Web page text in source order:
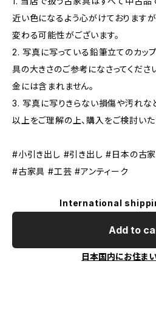
近い色になるよう心がけております
変わる可能性がございます。
2. 写真に写っている鉛筆立てのカップ
具の大きさのご参考になさってくださ
金には含まれません。
3. 写真に写りきらない損傷や汚れな
以上をご理解の上、購入をご検討いた
#小引き出し #引き出し #日本の古
#古家具 #工芸 #アンティーク
International
Add to
日本国内にお住ま